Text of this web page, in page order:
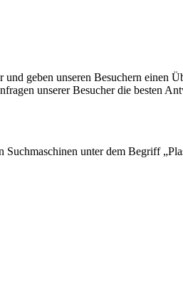
geben unseren Besuchern einen
unserer Besucher die besten
unter dem Begriff